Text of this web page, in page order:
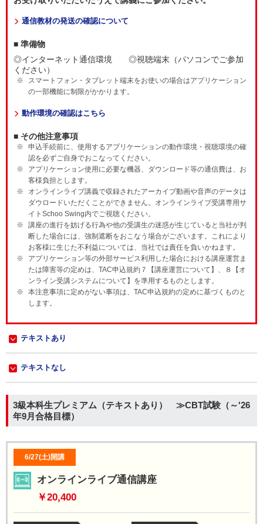
通信教材の発送の確認について
■ 準備物
◎インターネット通信環境 ◎視聴端末（パソコンでご参加
ください）
スマートフォン・タブレット端末をお使いの場合はアプリケーション
の一部機能に制限がかかります。
動作環境の確認はこちら
■ その他注意事項
申込手続前に、使用するアプリケーションの動作環境・視聴環境の確
認を必ずご自身でおこなってください。
アプリケーション使用に必要な機器、ダウンロード等の通信費は、お
客様負担とします。
オンラインライブ講義で収録されたアーカイブ動画や音声のデータは
ダウロードいただくことができません。オンラインライブ受講専用サ
イトSchoo Swing内でご視聴ください。
講座の進行を妨げる行為や他の受講生の迷惑が生じていると当社が判
断した場合には、強制遮断をおこなう場合がございます。これにより
お客様に生じた不利益については、当社では責任を負いかねます。
アプリケーション等の外部サービス利用した場合における講座運営ま
たは障害等の定めは、TAC申込規約７【講座運営について】、８【オ
ンライン受講システムについて】を準用するものとします。
本注意事項に定めがない事項は、TAC申込規約の定めに基づくものと
します。
テキストあり
テキストなし
3級本科生プレミアム（テキストあり） ≫CBT試験（～'26
年9月合格目標）
6/27(土)開講
オンラインライブ通信講座
￥20,400